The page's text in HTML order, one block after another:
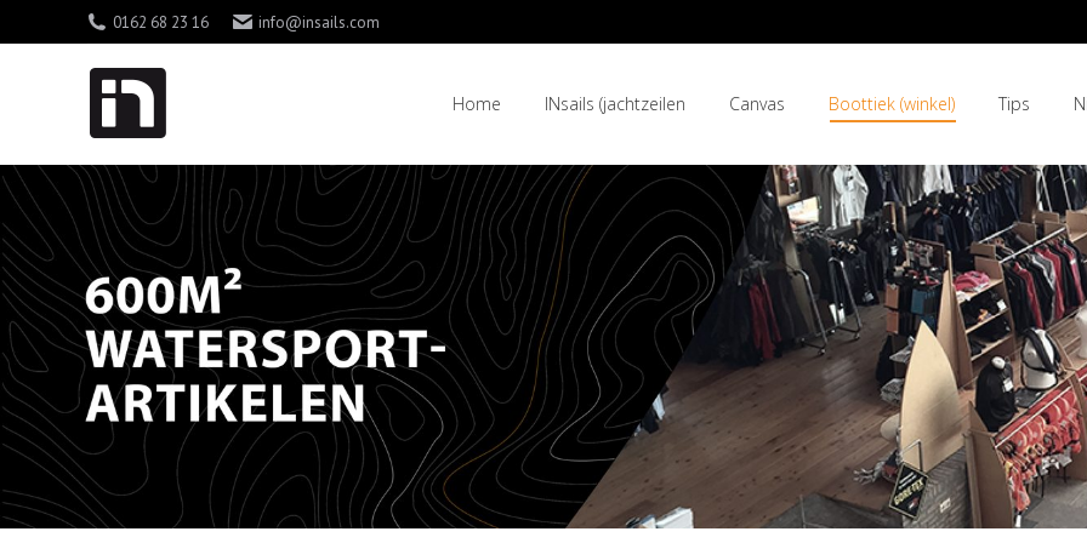
0162 68 23 16 info@insails.com
Home INsails (jachtzeilen Canvas Boottiek (winkel) Tips
Home INsails (jachtzeilen Canvas Boottiek (winkel) Tips